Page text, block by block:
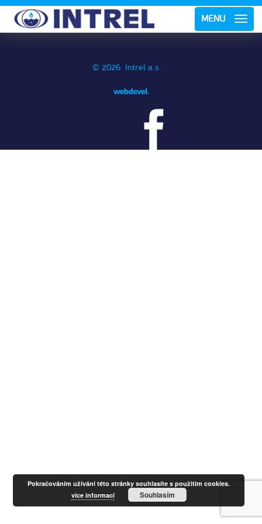
MENU
© 2026 Intrel a.s.
Pokračováním užívání této stránky souhlasíte s použitím cookies.
více informací
Souhlasím